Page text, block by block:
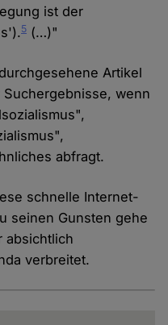
ist der
5 (…)"
Artikel
wenn
abfragt.
schnelle Internet-
seinen Gunsten gehe
absichtlich
verbreitet.